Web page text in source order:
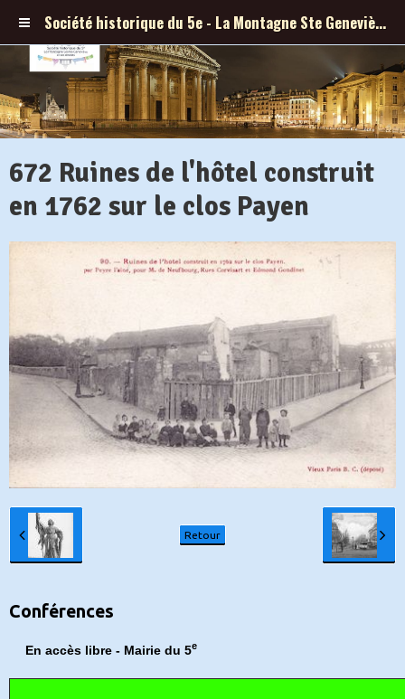
Société historique du 5e - La Montagne Ste Geneviève et ses abords
672 Ruines de l'hôtel construit
en 1762 sur le clos Payen
Retour
Conférences
En accès libre - Mairie du 5e